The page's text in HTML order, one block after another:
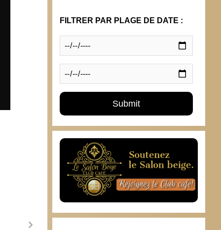
FILTRER PAR PLAGE DE DATE :